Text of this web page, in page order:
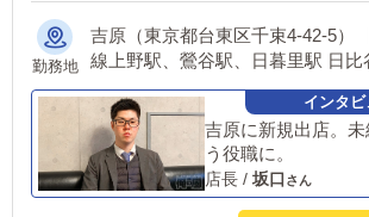
勤務地
吉原（東京都台東区千束4-42-5） 【アクセス】 JR
線上野駅、鶯谷駅、日暮里駅 日比
入谷駅
吉原に新規出店。
う役職に。
店長 / 坂口